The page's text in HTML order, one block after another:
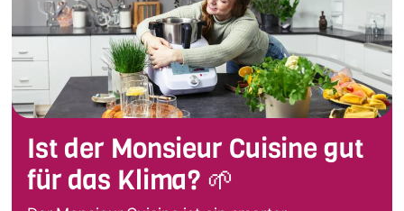
Ist der Monsieur Cuisine gut
für das Klima? 🌱